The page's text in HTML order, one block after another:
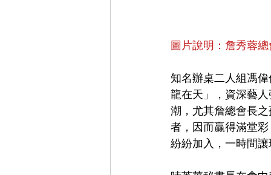
圖片說明：詹秀蓉
知名辦桌二人組馮
龍在天」，資深藝
潮，尤其詹總會長
者，因而贏得滿堂
紛紛加入，一時間